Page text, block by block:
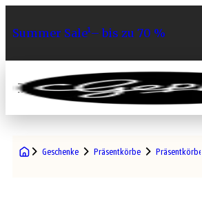
Summer Sale¹– bis zu 70 %
Geschenke Präsentkörbe